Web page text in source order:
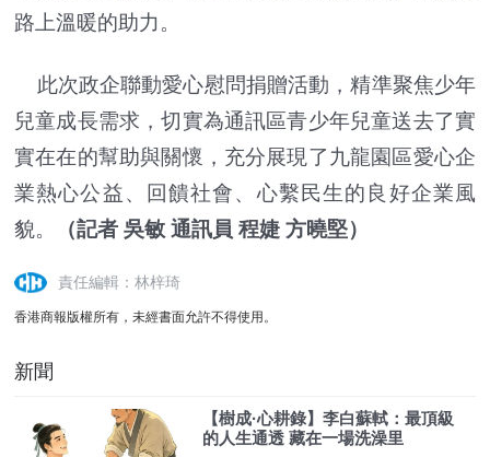
路上溫暖的助力。
此次政企聯動愛心慰問捐贈活動，精準聚焦少年
兒童成長需求，切實為通訊區青少年兒童送去了實
實在在的幫助與關懷，充分展現了九龍園區愛心企
業熱心公益、回饋社會、心繫民生的良好企業風
貌。
（記者 吳敏 通訊員 程婕 方曉堅）
責任編輯：林梓琦
香港商報版權所有，未經書面允許不得使用。
新聞
【樹成·心耕錄】李白蘇軾：最頂級
的人生通透 藏在一場洗澡里